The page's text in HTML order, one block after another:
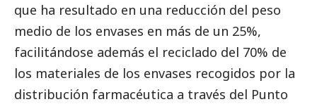
que ha resultado en una reducción del peso
medio de los envases en más de un 25%,
facilitándose además el reciclado del 70% de
los materiales de los envases recogidos por la
distribución farmacéutica a través del Punto